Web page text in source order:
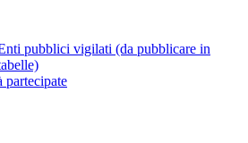
pubblici vigilati (da pubblicare in
partecipate